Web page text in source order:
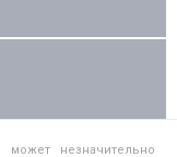
может незначительно